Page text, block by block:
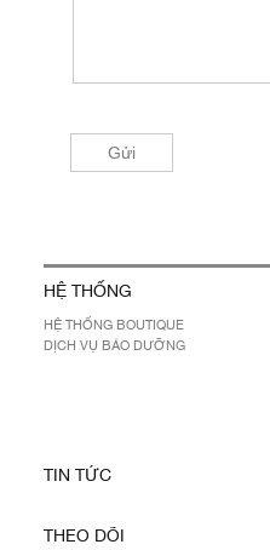
HỆ THỐNG
HỆ THỐNG BOUTIQUE
DỊCH VỤ BẢO DƯỠNG
TIN TỨC
THEO DÕI